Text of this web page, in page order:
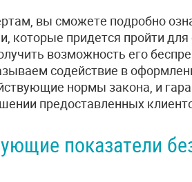
вы сможете подробно
которые придется пройти для
возможность его
содействие в
нормы закона, и
предоставленных
показатели